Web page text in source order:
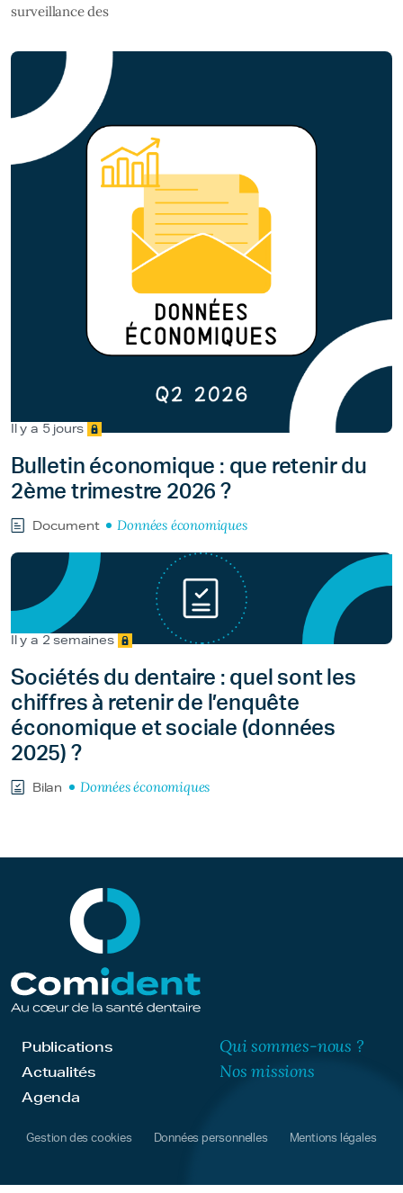
surveillance des
Il y a 5 jours
Bulletin économique : que retenir du
2ème trimestre 2026 ?
Document Données économiques
Il y a 2 semaines
Sociétés du dentaire : quel sont les
chiffres à retenir de l’enquête
économique et sociale (données
2025) ?
Bilan Données économiques
Publications
Actualités
Agenda
Qui sommes-nous ?
Nos missions
Gestion des cookies Données personnelles Mentions légales